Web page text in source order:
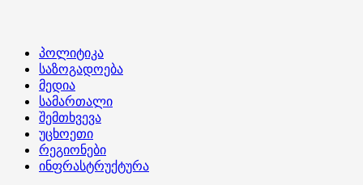
Primary
Menu
პოლიტიკა
საზოგადოება
მედია
სამართალი
შემთხვევა
უცხოეთი
რეგიონები
ინფრასტრუქტურა